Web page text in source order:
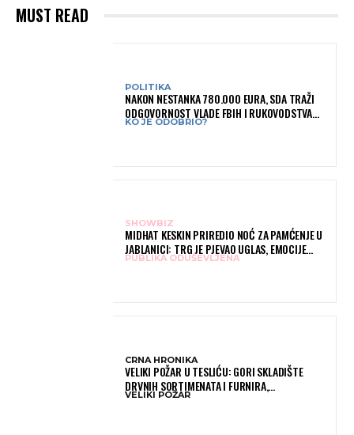
MUST READ
POLITIKA
NAKON NESTANKA 780.000 EURA, SDA TRAŽI
ODGOVORNOST VLADE FBIH I RUKOVODSTVA
IGMANA
KO JE ODOBRIO?
SHOWBIZ
MIDHAT KESKIN PRIREDIO NOĆ ZA PAMĆENJE U
JABLANICI: TRG JE PJEVAO UGLAS, EMOCIJE
PREPLAVILE RODNI GRAD
PUBLIKA ODUŠEVLJENA
CRNA HRONIKA
VELIKI POŽAR U TESLIĆU: GORI SKLADIŠTE
DRVNIH SORTIMENATA I FURNIRA,
VATROGASCIMA STIŽE POMOĆ IZ VIŠE GRADOVA
VELIKI POŽAR